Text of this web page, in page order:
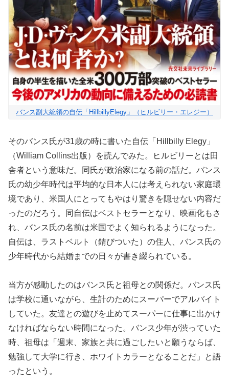
バンス副大統領の自伝「HillbillyElegy」（ヒルビリー・エレジー）
そのバンス氏が31歳の時に書いた自伝「Hillbilly Elegy」
（William Collins出版）を読んでみた。ヒルビリーとは田
舎者という意味だ。同氏が政治家になる前の話だ。バンス
氏の幼少年時代は平均的な日本人には考えられない家庭環
境であり、米国人にとってもやはり驚きを隠せない内容だ
ったのだろう。同自伝はベストセラーとなり、映画化もさ
れ、バンス氏の名前は米国でよく知られるようになった。
自伝は、ラストベルト（錆びついた）の住人、バンス氏の
少年時代から結婚までの日々が書き綴られている。
当方が感動したのはバンス氏と祖母との関係だ。バンス氏
は学校に通いながら、生計のためにスーパーでアルバイト
していた。友達との遊びを止めてスーパーに仕事に出かけ
なければならない時間になった。バンス少年が渋っていた
時、祖母は「週末、家族と共に過ごしたいと願うならば、
勉強して大学に行き、ホワイトカラーとなることだ」と語
ったという。